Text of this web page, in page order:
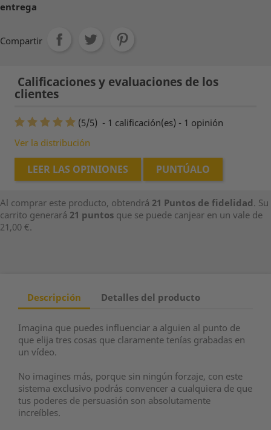
entrega
Compartir
Calificaciones y evaluaciones de los
clientes
(5/5) - 1 calificación(es) - 1 opinión
Ver la distribución
LEER LAS OPINIONES PUNTÚALO
Al comprar este producto, obtendrá 21 Puntos de fidelidad. Su
carrito generará 21 puntos que se puede canjear en un vale de
21,00 €.
Descripción Detalles del producto
Imagina que puedes influenciar a alguien al punto de
que elija tres cosas que claramente tenías grabadas en
un vídeo.
No imagines más, porque sin ningún forzaje, con este
sistema exclusivo podrás convencer a cualquiera de que
tus poderes de persuasión son absolutamente
increíbles.